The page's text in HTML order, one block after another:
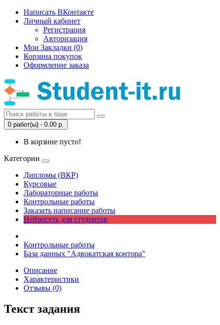
Написать ВКонтакте
Личный кабинет
Регистрация
Авторизация
Мои Закладки (0)
Корзина покупок
Оформление заказа
0 работ(ы) - 0.00 р.
В корзине пусто!
Категории
Дипломы (ВКР)
Курсовые
Лабораторные работы
Контрольные работы
Заказать написание работы
Нейросеть для студентов
Контрольные работы
База данных "Адвокатская контора"
Описание
Характеристики
Отзывы (0)
Текст задания